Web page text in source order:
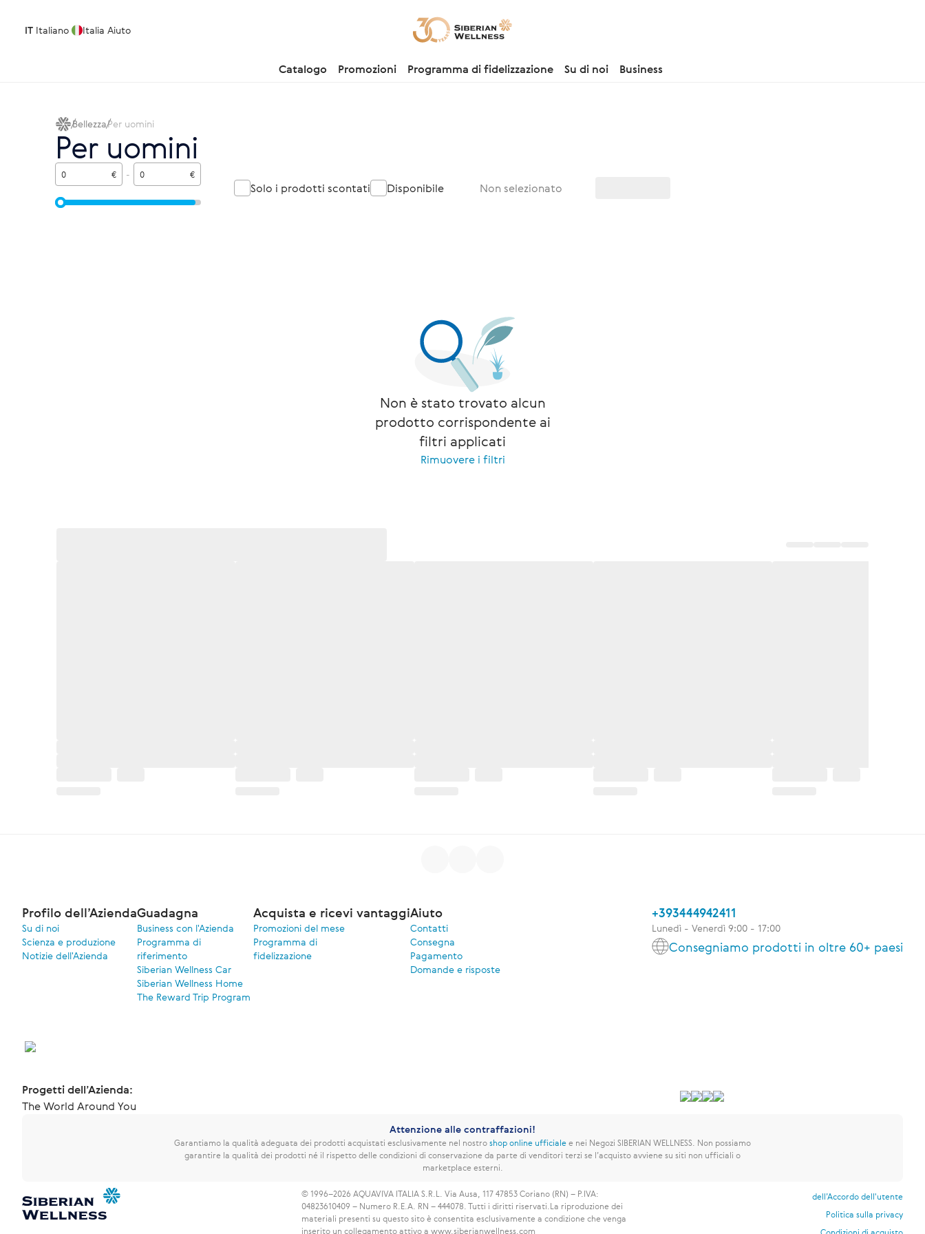
IT Italiano Italia Aiuto
Catalogo Promozioni Programma di fidelizzazione Su di noi Business
BellezzaPer uomini
Per uomini
Non selezionato
€ - €
Solo i prodotti scontati Disponibile
Non è stato trovato alcun
prodotto corrispondente ai
filtri applicati
Rimuovere i filtri
Profilo dell’Azienda
Su di noi
Scienza e produzione
Notizie dell'Azienda
Guadagna
Business con l'Azienda
Programma di
riferimento
Siberian Wellness Car
Siberian Wellness Home
The Reward Trip Program
Acquista e ricevi vantaggi
Promozioni del mese
Programma di
fidelizzazione
Aiuto
Contatti
Consegna
Pagamento
Domande e risposte
+393444942411
Lunedì - Venerdì 9:00 - 17:00
Consegniamo prodotti in oltre 60+ paesi
Progetti dell’Azienda:
The World Around You
Attenzione alle contraffazioni!
Garantiamo la qualità adeguata dei prodotti acquistati esclusivamente nel nostroshop online ufficialee nei Negozi SIBERIAN WELLNESS. Non possiamo
garantire la qualità dei prodotti né il rispetto delle condizioni di conservazione da parte di venditori terzi se l’acquisto avviene su siti non ufficiali o
marketplace esterni.
© 1996–2026 AQUAVIVA ITALIA S.R.L. Via Ausa, 117 47853 Coriano (RN) – P.IVA:
04823610409 – Numero R.E.A. RN – 444078. Tutti i diritti riservati. La riproduzione dei
materiali presenti su questo sito è consentita esclusivamente a condizione che venga
inserito un collegamento attivo a www.siberianwellness.com
dell’Accordo dell'utente
Politica sulla privacy